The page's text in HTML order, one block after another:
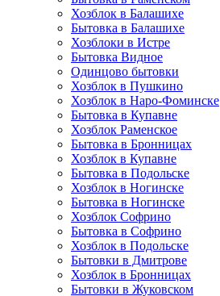
Хозблок в Балашихе
Бытовкa в Балашихе
Хозблоки в Истре
Бытовка Видное
Одинцово бытовки
Хозблок в Пушкино
Хозблок в Наро-Фоминске
Бытовка в Купавне
Хозблок Раменское
Бытовка в Бронницах
Хозблок в Купавне
Бытовка в Подольске
Хозблок в Ногинске
Бытовка в Ногинске
Хозблок Софрино
Бытовка в Софрино
Хозблок в Подольске
Бытовки в Дмитрове
Хозблок в Бронницах
Бытовки в Жуковском